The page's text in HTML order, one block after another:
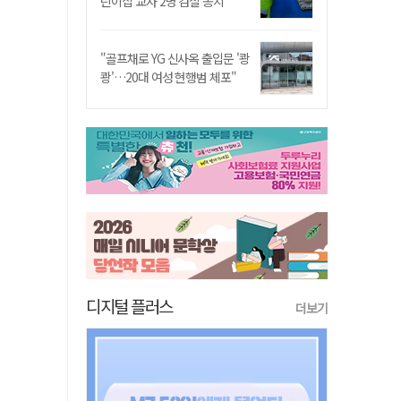
"골프채로 YG 신사옥 출입문 '쾅
쾅'…20대 여성 현행범 체포"
디지털 플러스 더보기